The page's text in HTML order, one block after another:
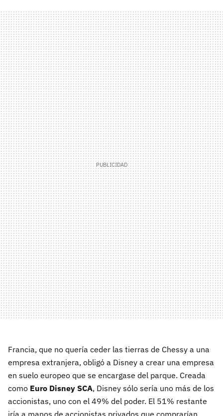
Francia, que no quería ceder las tierras de Chessy a una
empresa extranjera, obligó a Disney a crear una empresa
en suelo europeo que se encargase del parque. Creada
como Euro Disney SCA, Disney sólo sería uno más de los
accionistas, uno con el 49% del poder. El 51% restante